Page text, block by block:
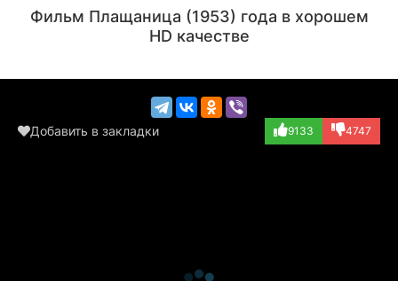
(Bystander at tr...)
(Roman Soldier,...)
Фильм Плащаница (1953) года в хорошем
HD качестве
Добавить в закладки 9133 4747